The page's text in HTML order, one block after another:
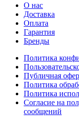
О нас
Доставка
Оплата
Гарантия
Бренды
Политика
Публичная
Политика
Политика
Согласие на
сообщений